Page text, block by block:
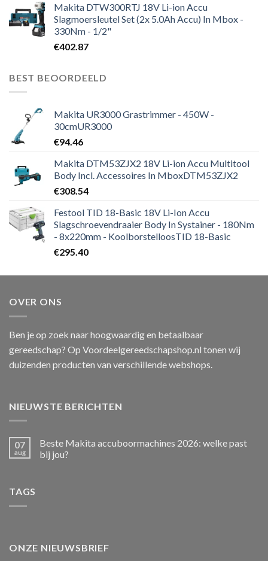
was:
€491.60.
is:
€489.67.
Makita DTW300RTJ 18V Li-ion Accu
Slagmoersleutel Set (2x 5.0Ah Accu) In Mbox -
330Nm - 1/2"
€402.87
BEST BEOORDEELD
Makita UR3000 Grastrimmer - 450W -
30cmUR3000
€94.46
Makita DTM53ZJX2 18V Li-ion Accu Multitool
Body Incl. Accessoires In MboxDTM53ZJX2
€308.54
Festool TID 18-Basic 18V Li-Ion Accu
Slagschroevendraaier Body In Systainer - 180Nm
- 8x220mm - KoolborstelloosTID 18-Basic
€295.40
OVER ONS
Ben je op zoek naar hoogwaardig en betaalbaar
gereedschap? Op Voordeelgereedschapshop.nl tonen wij
duizenden producten van verschillende webshops.
NIEUWSTE BERICHTEN
07
aug
Beste Makita accuboormachines 2026: welke past
bij jou?
TAGS
ONZE NIEUWSBRIEF